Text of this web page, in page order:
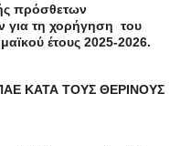
πρόσθετων
για τη χορήγηση του
έτους 2025-2026.
ΚΑΤΑ ΤΟΥΣ ΘΕΡΙΝΟΥΣ